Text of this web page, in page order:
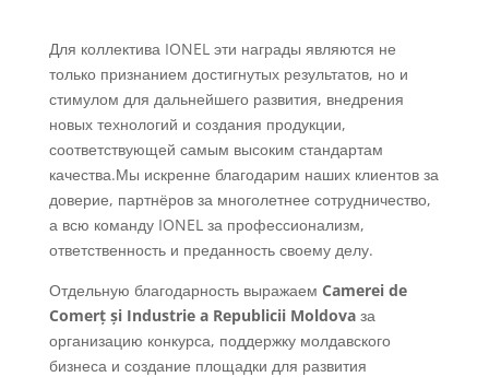
Для коллектива IONEL эти награды являются не
только признанием достигнутых результатов, но и
стимулом для дальнейшего развития, внедрения
новых технологий и создания продукции,
соответствующей самым высоким стандартам
качества.Мы искренне благодарим наших клиентов за
доверие, партнёров за многолетнее сотрудничество,
а всю команду IONEL за профессионализм,
ответственность и преданность своему делу.
Отдельную благодарность выражаем Camerei de
Comerț și Industrie a Republicii Moldovaза
организацию конкурса, поддержку молдавского
бизнеса и создание площадки для развития